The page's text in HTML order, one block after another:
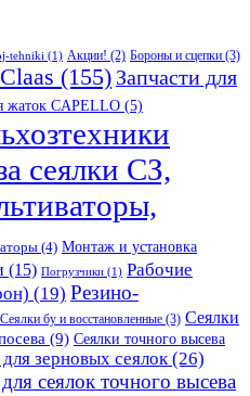
tehniki (1) Акции! (2) Бороны и сцепки (3)
(155) Запчасти для
жаток CAPELLO (5)
сеялки СЗ,
(4) Монтаж и установка
(15) Погрузчики (1) Рабочие
(19) Резино-
Сеялки бу и восстановленные (3) Сеялки
(9) Сеялки точного высева
зерновых сеялок (26)
сеялок точного высева